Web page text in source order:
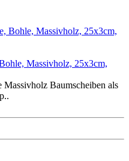
Massivholz, 25x3cm,
Massivholz Baumscheiben als